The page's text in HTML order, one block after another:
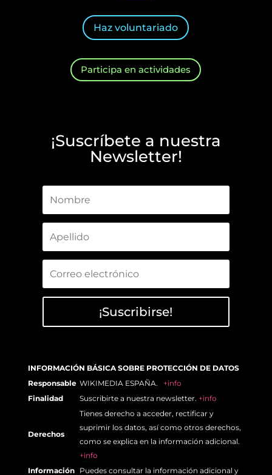
Haz voluntariado
Participa en actividades
¡Suscríbete a nuestra
Newsletter!
¡Suscribirse!
INFORMACIÓN BÁSICA SOBRE PROTECCIÓN DE DATOS
Responsable WIKIMEDIA ESPAÑA.
+info
Finalidad
Suscribirte a nuestra newsletter. +info
Derechos
Tienes derecho a acceder, rectificar y
suprimir los datos, así como otros derechos,
como se explica en la información adicional.
+info
Información
Puedes consultar la información adicional y